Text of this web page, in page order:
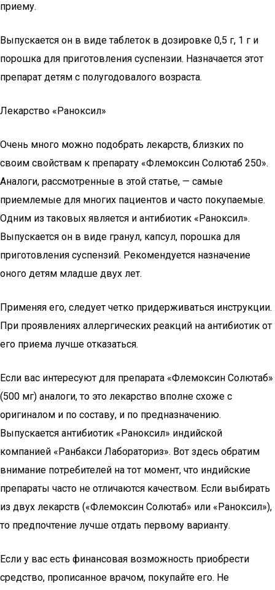
приему.
Выпускается он в виде таблеток в дозировке 0,5 г, 1 г и
порошка для приготовления суспензии. Назначается этот
препарат детям с полугодовалого возраста.
Лекарство «Раноксил»
Очень много можно подобрать лекарств, близких по
своим свойствам к препарату «Флемоксин Солютаб 250».
Аналоги, рассмотренные в этой статье, — самые
приемлемые для многих пациентов и часто покупаемые.
Одним из таковых является и антибиотик «Раноксил».
Выпускается он в виде гранул, капсул, порошка для
приготовления суспензий. Рекомендуется назначение
оного детям младше двух лет.
Применяя его, следует четко придерживаться инструкции.
При проявлениях аллергических реакций на антибиотик от
его приема лучше отказаться.
Если вас интересуют для препарата «Флемоксин Солютаб»
(500 мг) аналоги, то это лекарство вполне схоже с
оригиналом и по составу, и по предназначению.
Выпускается антибиотик «Раноксил» индийской
компанией «Ранбакси Лабораториз». Вот здесь обратим
внимание потребителей на тот момент, что индийские
препараты часто не отличаются качеством. Если выбирать
из двух лекарств («Флемоксин Солютаб» или «Раноксил»),
то предпочтение лучше отдать первому варианту.
Если у вас есть финансовая возможность приобрести
средство, прописанное врачом, покупайте его. Не